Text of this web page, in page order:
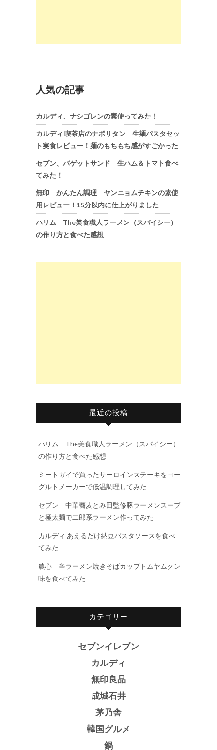
人気の記事
カルディ、ナシゴレンの素使ってみた！
カルディ 喫茶店のナポリタン 生麺パスタセッ
ト実食レビュー！麺のもちもち感がすごかった
セブン、バゲットサンド 生ハム＆トマト食べ
てみた！
無印 かんたん調理 ヤンニョムチキンの素使
用レビュー！15分以内に仕上がりました
ハリム The美食職人ラーメン（スパイシー）
の作り方と食べた感想
最近の投稿
ハリム The美食職人ラーメン（スパイシー）
の作り方と食べた感想
ミートガイで買ったサーロインステーキをヨー
グルトメーカーで低温調理してみた
セブン 中華蕎麦とみ田監修豚ラーメンスープ
と極太麺で二郎系ラーメン作ってみた
カルディ あえるだけ納豆パスタソースを食べ
てみた！
農心 辛ラーメン焼きそばカップトムヤムクン
味を食べてみた
カテゴリー
セブンイレブン
カルディ
無印良品
成城石井
茅乃舎
韓国グルメ
鍋